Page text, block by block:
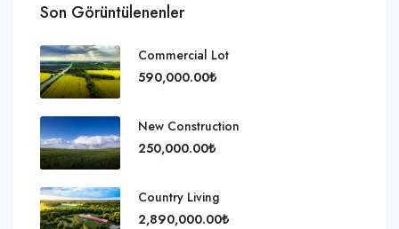
Son Görüntülenenler
Commercial Lot
590,000.00₺
New Construction
250,000.00₺
Country Living
2,890,000.00₺